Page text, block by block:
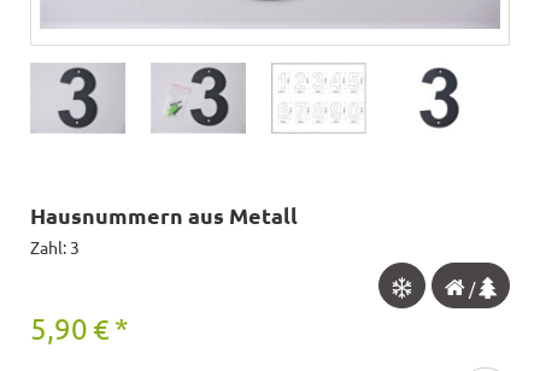
Hausnummern aus Metall
Zahl: 3
/
5,90 € *